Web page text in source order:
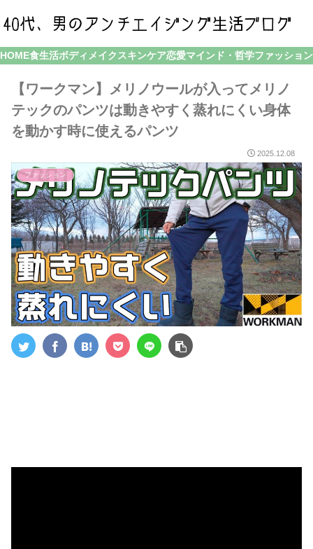
HOME食生活ボディメイク スキンケア恋愛マインド・哲学ファッション
【ワークマン】メリノウールが入ってメリノ
テックのパンツは動きやすく蒸れにくい身体
を動かす時に使えるパンツ
2025.12.08
ファッション